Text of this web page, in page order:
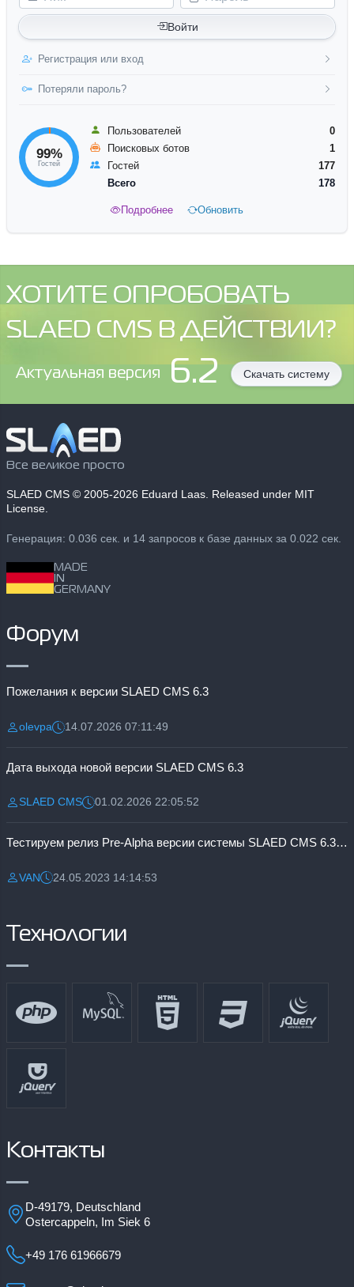
Войти
Регистрация или вход
Потеряли пароль?
99%
Гостей
Пользователей
0
Поисковых ботов
1
Гостей
177
Всего
178
Подробнее Обновить
ХОТИТЕ ОПРОБОВАТЬ
SLAED CMS В ДЕЙСТВИИ?
Aктуальная версия 6.2 Скачать систему
Все великое просто
SLAED CMS © 2005-2026 Eduard Laas. Released under MIT
License.
Генерация: 0.036 сек. и 14 запросов к базе данных за 0.022 сек.
MADE
IN
GERMANY
Форум
Пожелания к версии SLAED CMS 6.3
Разместил:
olevpaДата:14.07.2026 07:11:49
Дата выхода новой версии SLAED CMS 6.3
Разместил:
SLAED CMSДата:01.02.2026 22:05:52
Тестируем релиз Pre-Alpha версии системы SLAED CMS 6.3 Pro
Разместил:
VANДата:24.05.2023 14:14:53
Технологии
Контакты
D-49179, Deutschland
Ostercappeln, Im Siek 6
+49 176 61966679